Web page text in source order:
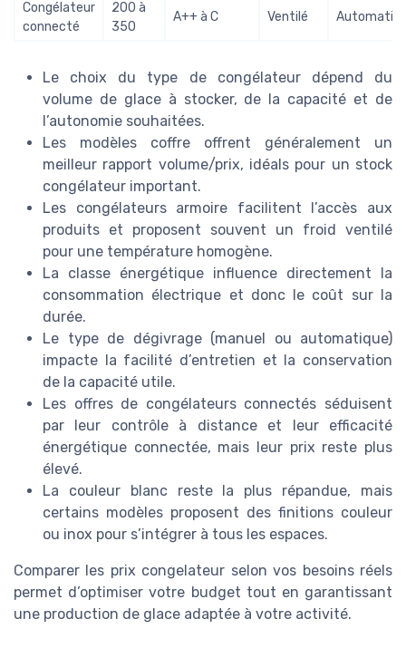
Congélateur
connecté
200 à
350
A++ à C Ventilé
Le choix du type de congélateur dépend du
volume de glace à stocker, de la capacité et de
l’autonomie souhaitées.
Les modèles coffre offrent généralement un
meilleur rapport volume/prix, idéals pour un stock
congélateur important.
Les congélateurs armoire facilitent l’accès aux
produits et proposent souvent un froid ventilé
pour une température homogène.
La classe énergétique influence directement la
consommation électrique et donc le coût sur la
durée.
Le type de dégivrage (manuel ou automatique)
impacte la facilité d’entretien et la conservation
de la capacité utile.
Les offres de congélateurs connectés séduisent
par leur contrôle à distance et leur efficacité
énergétique connectée, mais leur prix reste plus
élevé.
La couleur blanc reste la plus répandue, mais
certains modèles proposent des finitions couleur
ou inox pour s’intégrer à tous les espaces.
Comparer les prix congelateur selon vos besoins réels
permet d’optimiser votre budget tout en garantissant
une production de glace adaptée à votre activité.